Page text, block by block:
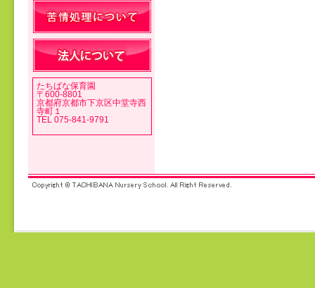
たちばな保育園
〒600-8801
京都府京都市下京区中堂寺西
寺町１
TEL 075-841-9791